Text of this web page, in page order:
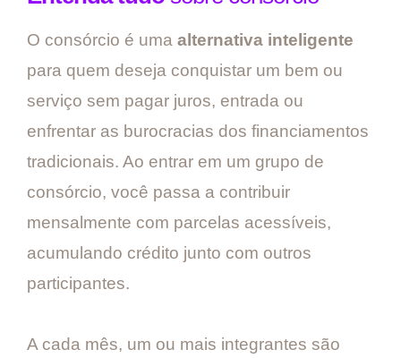
O consórcio é uma alternativa inteligente
para quem deseja conquistar um bem ou
serviço sem pagar juros, entrada ou
enfrentar as burocracias dos financiamentos
tradicionais. Ao entrar em um grupo de
consórcio, você passa a contribuir
mensalmente com parcelas acessíveis,
acumulando crédito junto com outros
participantes.
A cada mês, um ou mais integrantes são